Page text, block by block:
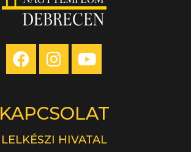
KAPCSOLAT
LELKÉSZI HIVATAL